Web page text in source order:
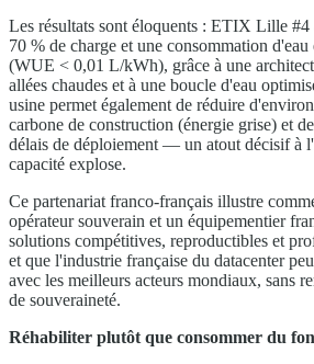
Les résultats sont éloquents : ETIX Lille
70 % de charge et une consommation
(WUE < 0,01 L/kWh), grâce à une
allées chaudes et à une boucle d'eau
usine permet également de réduire
carbone de construction (énergie grise) et
délais de déploiement — un atout décisif à
capacité explose.
Ce partenariat franco-français illustre
opérateur souverain et un équipementier
solutions compétitives, reproductibles et
et que l'industrie française du datacenter
avec les meilleurs acteurs mondiaux, sans
de souveraineté.
Réhabiliter plutôt que consommer du